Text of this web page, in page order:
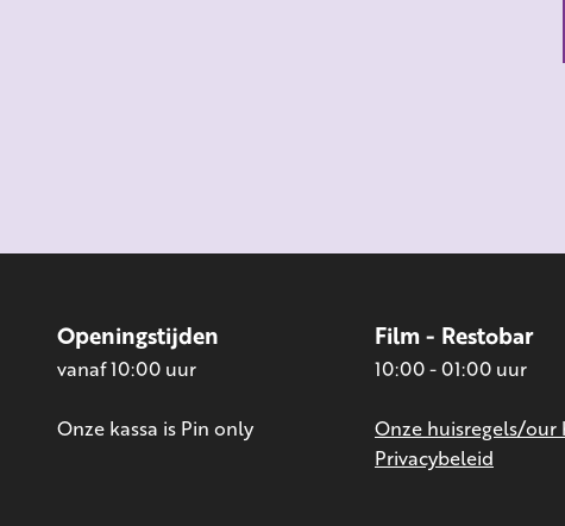
Openingstijden
vanaf 10:00 uur
Onze kassa is Pin only
Film - Restobar
10:00 - 01:00 uur
Onze huisregels/our
Privacybeleid